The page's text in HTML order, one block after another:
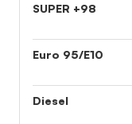
SUPER +98
Euro 95/E10
Diesel